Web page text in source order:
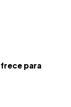
para